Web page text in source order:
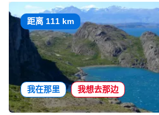
距离 111 km
我在那里 我想去那边